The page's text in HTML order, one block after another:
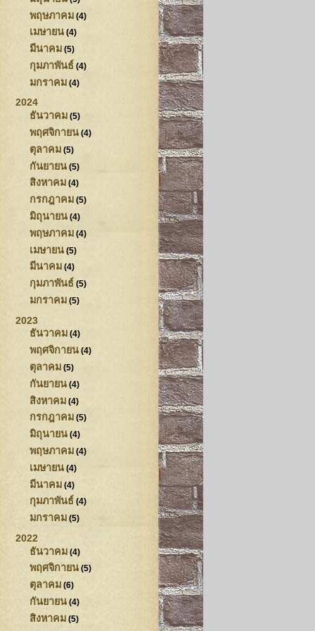
พฤษภาคม (4)
เมษายน (4)
มีนาคม (5)
กุมภาพันธ์ (4)
มกราคม (4)
2024
ธันวาคม (5)
พฤศจิกายน (4)
ตุลาคม (5)
กันยายน (5)
สิงหาคม (4)
กรกฎาคม (5)
มิถุนายน (4)
พฤษภาคม (4)
เมษายน (5)
มีนาคม (4)
กุมภาพันธ์ (5)
มกราคม (5)
2023
ธันวาคม (4)
พฤศจิกายน (4)
ตุลาคม (5)
กันยายน (4)
สิงหาคม (4)
กรกฎาคม (5)
มิถุนายน (4)
พฤษภาคม (4)
เมษายน (4)
มีนาคม (4)
กุมภาพันธ์ (4)
มกราคม (5)
2022
ธันวาคม (4)
พฤศจิกายน (5)
ตุลาคม (6)
กันยายน (4)
สิงหาคม (5)